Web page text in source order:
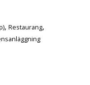
, Restaurang,